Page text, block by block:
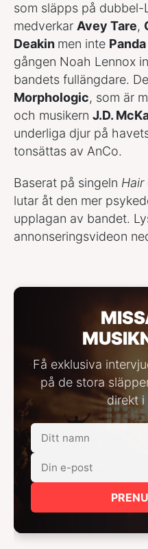
som släpps på dubbel-
medverkar Avey Tare,
Deakin men inte
gången Noah Lennox
bandets fullängdare.
Morphologic, som är
och musikern J.D.
underliga djur på
tonsättas av AnCo.
Baserat på singeln Hair
lutar åt den mer
upplagan av bandet.
annonseringsvideon
Få exklusiva
på de stora
direkt i